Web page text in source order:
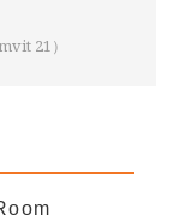
21）